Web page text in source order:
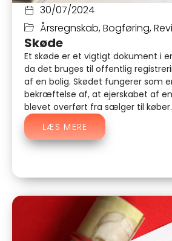
30/07/2024
Årsregnskab,Bogføring,
Skøde
Et skøde er et vigtigt dokument i
da det bruges til offentlig
af en bolig. Skødet fungerer som
bekræftelse af, at ejerskabet af
blevet overført fra sælger til
LÆS MERE